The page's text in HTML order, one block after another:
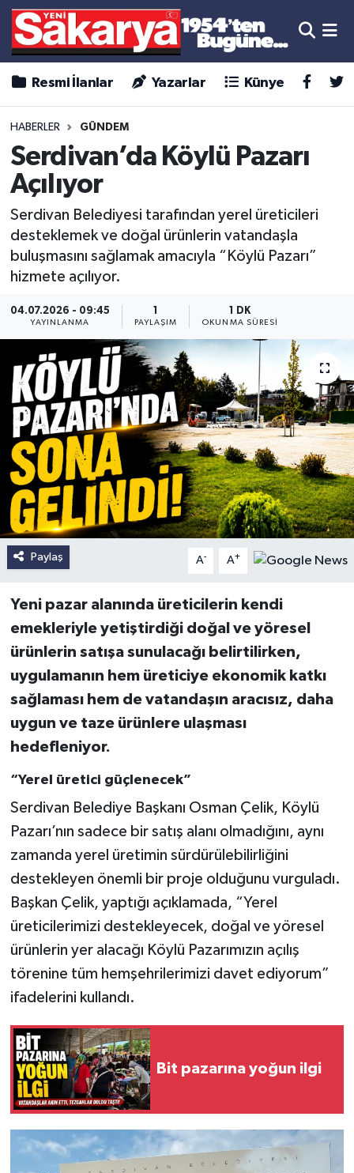
Resmi İlanlar Yazarlar Künye
HABERLER GÜNDEM
Serdivan’da Köylü Pazarı
Açılıyor
Serdivan Belediyesi tarafından yerel üreticileri
desteklemek ve doğal ürünlerin vatandaşla
buluşmasını sağlamak amacıyla “Köylü Pazarı”
hizmete açılıyor.
04.07.2026 - 09:45
YAYINLANMA PAYLAŞIM
1 DK
OKUNMA SÜRESI
Paylaş A- A+
Yeni pazar alanında üreticilerin kendi
emekleriyle yetiştirdiği doğal ve yöresel
ürünlerin satışa sunulacağı belirtilirken,
uygulamanın hem üreticiye ekonomik katkı
sağlaması hem de vatandaşın aracısız, daha
uygun ve taze ürünlere ulaşması
hedefleniyor.
“Yerel üretici güçlenecek”
Serdivan Belediye Başkanı Osman Çelik, Köylü
Pazarı’nın sadece bir satış alanı olmadığını, aynı
zamanda yerel üretimin sürdürülebilirliğini
destekleyen önemli bir proje olduğunu vurguladı.
Başkan Çelik, yaptığı açıklamada, “Yerel
üreticilerimizi destekleyecek, doğal ve yöresel
ürünlerin yer alacağı Köylü Pazarımızın açılış
törenine tüm hemşehrilerimizi davet ediyorum”
ifadelerini kullandı.
Bit pazarına yoğun ilgi